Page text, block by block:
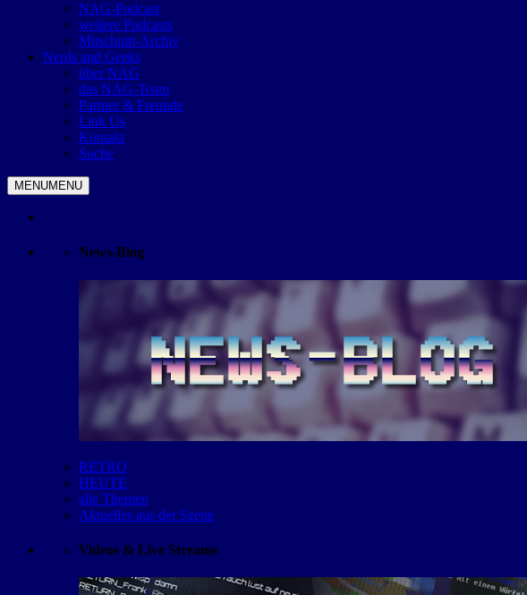
NAG-Podcast
weitere Podcasts
Mitschnitt-Archiv
Nerds and Geeks
über NAG
das NAG-Team
Partner & Freunde
Link Us
Kontakt
Suche
MENUMENU
News-Blog
RETRO
HEUTE
alle Themen
Aktuelles aus der Szene
Videos & Live Streams